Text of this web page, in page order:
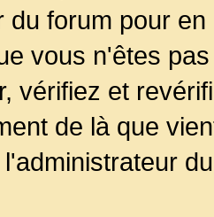
du forum pour
vous n'êtes
vérifiez et
de là que